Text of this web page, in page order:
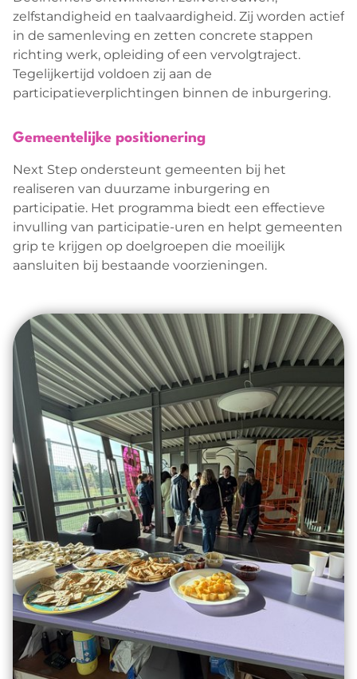
zelfstandigheid en taalvaardigheid. Zij worden actief
in de samenleving en zetten concrete stappen
richting werk, opleiding of een vervolgtraject.
Tegelijkertijd voldoen zij aan de
participatieverplichtingen binnen de inburgering.
Gemeentelijke positionering
Next Step ondersteunt gemeenten bij het
realiseren van duurzame inburgering en
participatie. Het programma biedt een effectieve
invulling van participatie-uren en helpt gemeenten
grip te krijgen op doelgroepen die moeilijk
aansluiten bij bestaande voorzieningen.